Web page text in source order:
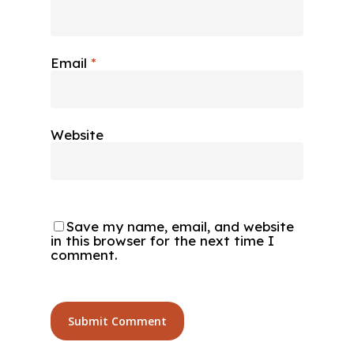
Email *
Website
Save my name, email, and website
in this browser for the next time I
comment.